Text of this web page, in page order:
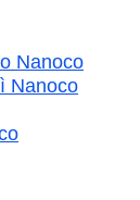
Nanoco
Nanoco